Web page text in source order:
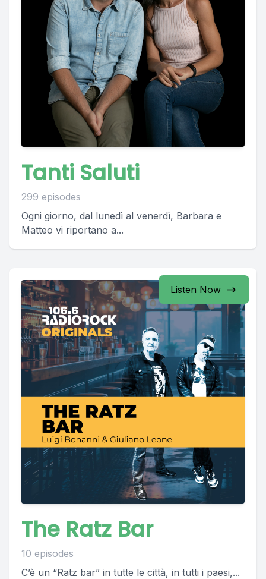
Tanti Saluti
299 episodes
Ogni giorno, dal lunedì al venerdì, Barbara e
Matteo vi riportano a...
Listen Now
The Ratz Bar
10 episodes
C’è un “Ratz bar” in tutte le città, in tutti i paesi,...